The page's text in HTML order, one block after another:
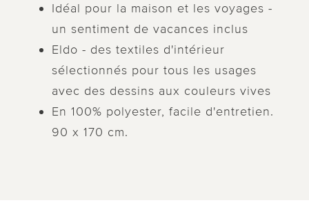
Idéal pour la maison et les voyages -
un sentiment de vacances inclus
Eldo - des textiles d'intérieur
sélectionnés pour tous les usages
avec des dessins aux couleurs vives
En 100% polyester, facile d'entretien.
90 x 170 cm.